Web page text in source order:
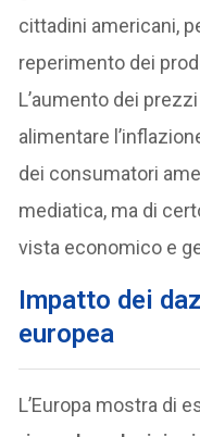
cittadini americani,
reperimento dei
L’aumento dei
alimentare
dei consumatori
mediatica, ma di
vista economico e
Impatto dei
europea
L’Europa mostra di